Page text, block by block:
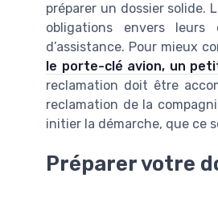
préparer un dossier solide.
obligations envers leurs
d’assistance. Pour mieux
le porte-clé avion, un
reclamation doit être
reclamation de la
initier la démarche, que ce
Préparer votre